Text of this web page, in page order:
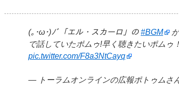
(｡･ω･)ﾉﾞ「エル・スカーロ」の#BGM
で話していたポムゥ!早く聴きたいポムゥ！
pic.twitter.com/F8a3NtCayq
— トーラムオンラインの広報ポトゥムさ